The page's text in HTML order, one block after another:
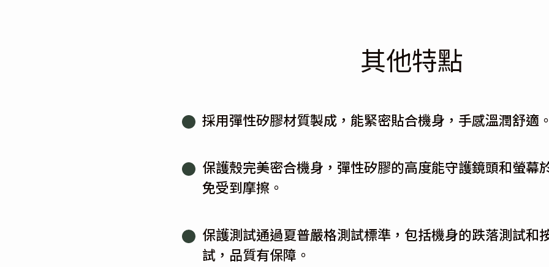
其他特點
採用彈性矽膠材質製成，能緊密貼合機身，手感溫潤舒適
保護殼完美密合機身，彈性矽膠的高度能守護鏡頭和螢幕
免受到摩擦。
保護測試通過夏普嚴格測試標準，包括機身的跌落測試和
試，品質有保障。